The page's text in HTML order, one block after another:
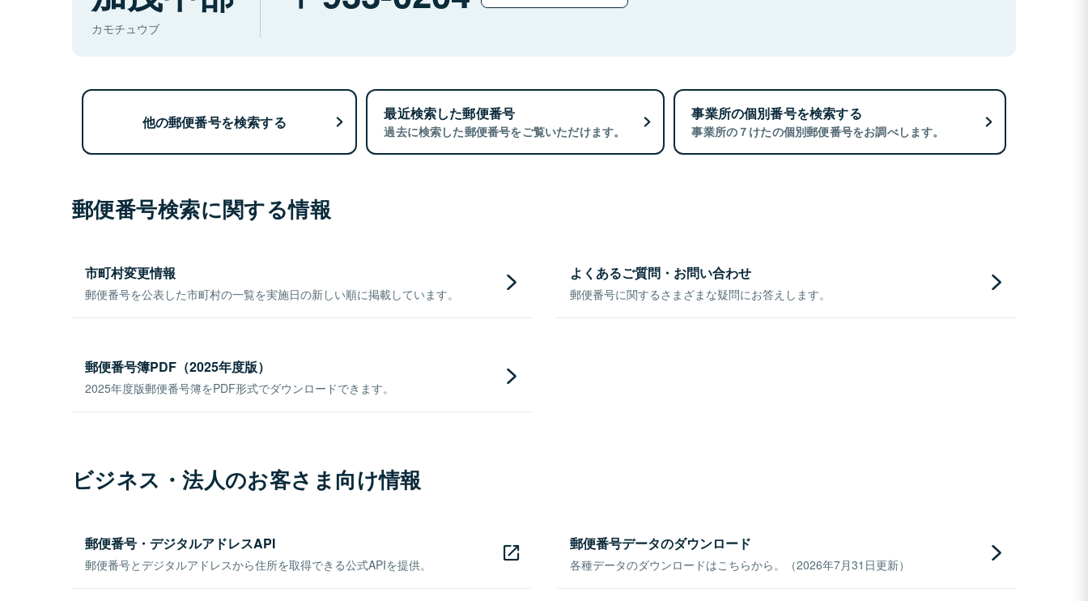
カモチュウブ
他の郵便番号を検索する 最近検索した郵便番号
過去に検索した郵便番号をご覧いただけます。
事業所の個別番号を検索する
事業所の７けたの個別郵便番号をお調べします。
郵便番号検索に関する情報
市町村変更情報
郵便番号を公表した市町村の一覧を実施日の新しい順に掲載しています。
よくあるご質問・お問い合わせ
郵便番号に関するさまざまな疑問にお答えします。
郵便番号簿PDF（2025年度版）
2025年度版郵便番号簿をPDF形式でダウンロードできます。
ビジネス・法人のお客さま向け情報
郵便番号・デジタルアドレスAPI
郵便番号とデジタルアドレスから住所を取得できる公式APIを提供。
郵便番号データのダウンロード
各種データのダウンロードはこちらから。（2026年7月31日更新）